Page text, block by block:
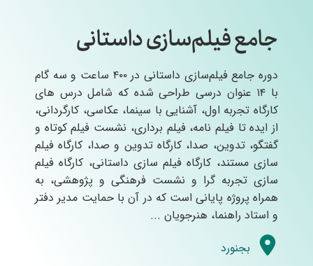
جامع فیلم‌سازی داستانی
دوره جامع فیلم‌سازی داستانی در ۴۰۰ ساعت و سه گام
با ۱۴ عنوان درسی طراحی شده که شامل درس های
کارگاه تجربه اول، آشنایی با سینما، عکاسی، کارگردانی،
از ایده تا فیلم نامه، فیلم برداری، نشست فیلم کوتاه و
گفتگو، تدوین، صدا، کارگاه تدوین و صدا، کارگاه فیلم
سازی مستند، کارگاه فیلم سازی داستانی، کارگاه فیلم
سازی تجربه گرا و نشست فرهنگی و پژوهشی، به
همراه پروژه پایانی است که در آن با حمایت مدیر دفتر
و استاد راهنما، هنرجویان ...
بجنورد